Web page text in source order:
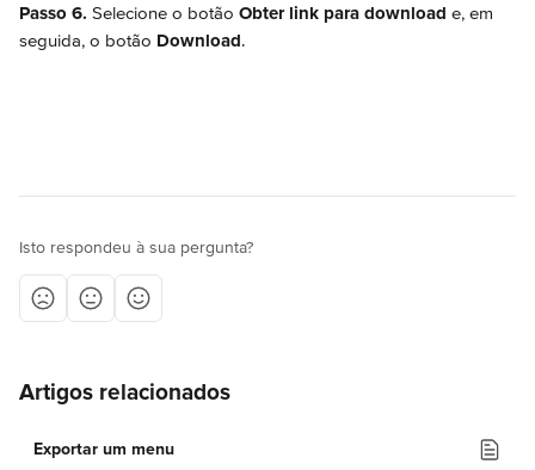
Passo 6. Selecione o botão Obter link para download e, em
seguida, o botão Download.
Isto respondeu à sua pergunta?
Artigos relacionados
Exportar um menu